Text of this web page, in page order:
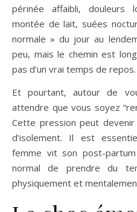
périnée affaibli, douleurs
montée de lait, suées
normale » du jour au
peu, mais le chemin est
pas d’un vrai temps de repos.
Et pourtant, autour de
attendre que vous soyez
Cette pression peut
d’isolement. Il est
femme vit son post-
normal de prendre du
physiquement et